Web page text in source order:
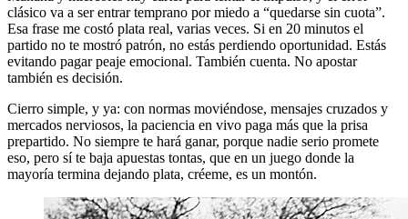
clásico va a ser entrar temprano por miedo a “quedarse sin cuota”.
Esa frase me costó plata real, varias veces. Si en 20 minutos el
partido no te mostró patrón, no estás perdiendo oportunidad. Estás
evitando pagar peaje emocional. También cuenta. No apostar
también es decisión.
Cierro simple, y ya: con normas moviéndose, mensajes cruzados y
mercados nerviosos, la paciencia en vivo paga más que la prisa
prepartido. No siempre te hará ganar, porque nadie serio promete
eso, pero sí te baja apuestas tontas, que en un juego donde la
mayoría termina dejando plata, créeme, es un montón.